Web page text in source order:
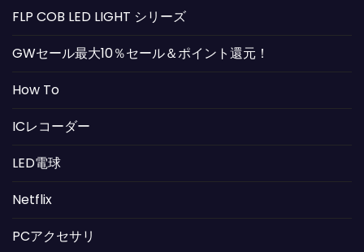
FLP COB LED LIGHT シリーズ
GWセール最大10％セール＆ポイント還元！
How To
ICレコーダー
LED電球
Netflix
PCアクセサリ